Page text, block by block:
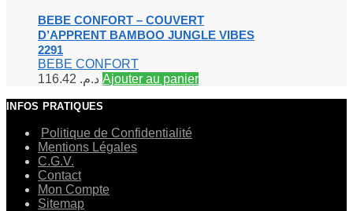
BEBE CONFORT – COUVERT
D’APPRENT BAMBOO JUNGLE VIBES
2291
BEBE CONFORT
د.م. Ajouter au panier
INFOS PRATIQUES
Politique de Confidentialité
Mentions Légales
C.G.V.
Contact
Mon Compte
Sitemap